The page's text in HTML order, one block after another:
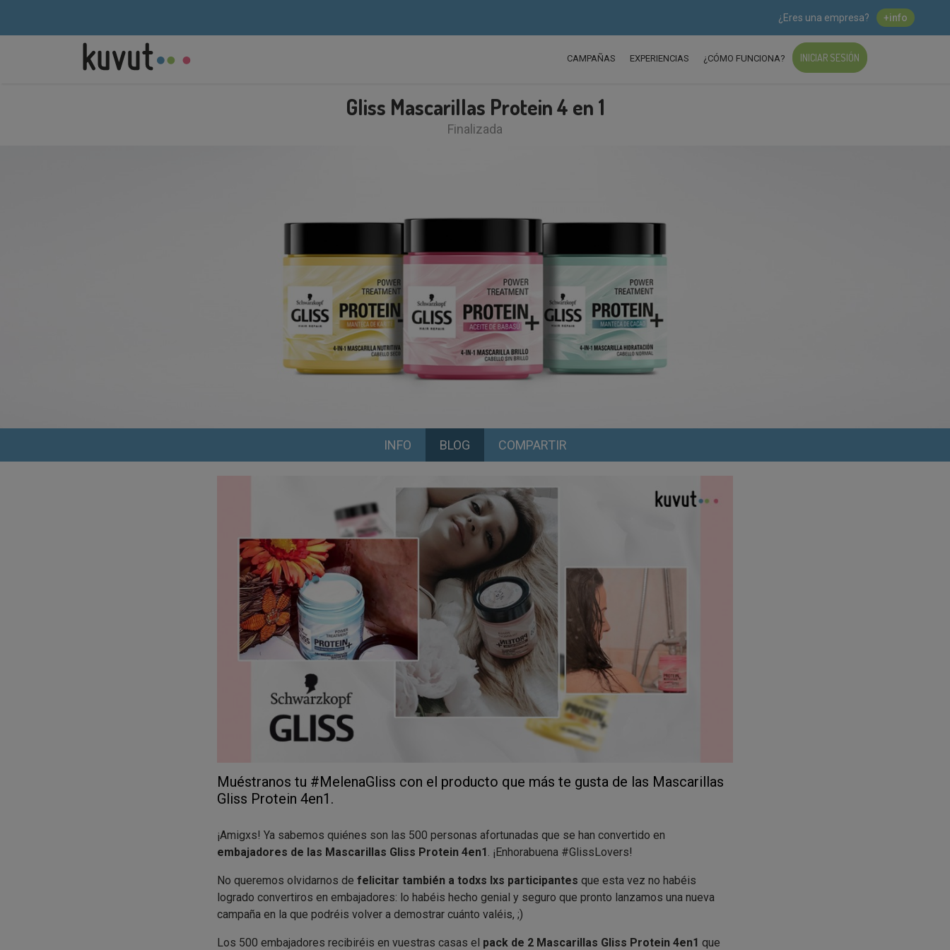
¿Eres una empresa? +info
CAMPAÑAS EXPERIENCIAS ¿CÓMO FUNCIONA? INICIAR SESIÓN
Gliss Mascarillas Protein 4 en 1
Finalizada
INFO BLOG COMPARTIR
Muéstranos tu #MelenaGliss con el producto que más te gusta de las Mascarillas
Gliss Protein 4en1.
¡Amigxs! Ya sabemos quiénes son las 500 personas afortunadas que se han convertido en
embajadores de las Mascarillas Gliss Protein 4en1. ¡Enhorabuena #GlissLovers!
No queremos olvidarnos de felicitar también a todxs lxs participantes que esta vez no habéis
logrado convertiros en embajadores: lo habéis hecho genial y seguro que pronto lanzamos una nueva
campaña en la que podréis volver a demostrar cuánto valéis, ;)
Los 500 embajadores recibiréis en vuestras casas el pack de 2 Mascarillas Gliss Protein 4en1 que